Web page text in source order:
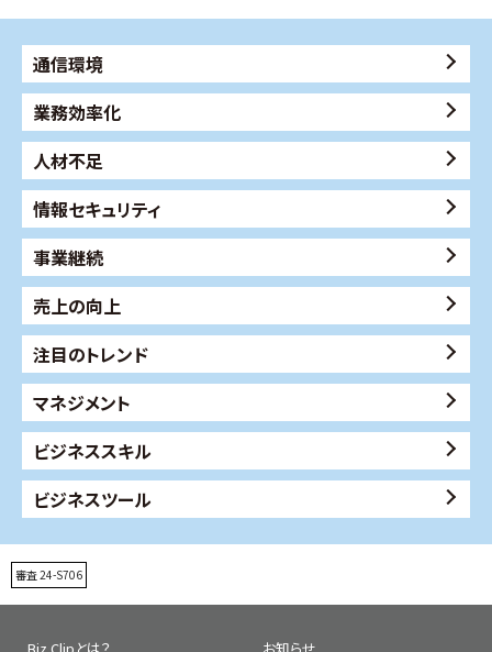
通信環境
業務効率化
人材不足
情報セキュリティ
事業継続
売上の向上
注目のトレンド
マネジメント
ビジネススキル
ビジネスツール
審査 24-S706